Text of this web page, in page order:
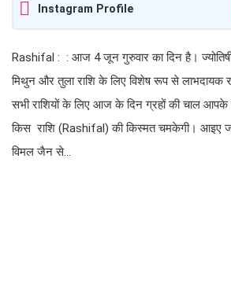
Instagram Profile
Rashifal : : आज 4 जून गुरुवार का दिन है।
मिथुन और तुला राशि के लिए विशेष रूप से लाभदायक
सभी राशियों के लिए आज के दिन ग्रहों की चाल आपके
किस राशि (Rashifal) की किस्मत चमकेगी। आइए
विमल जैन से…